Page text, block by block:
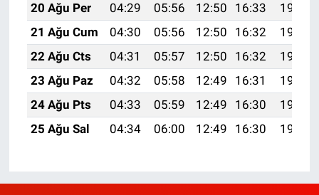
20 Ağu Per
04:29 05:56 12:50 16:33
19:35
21 Ağu Cum
04:30 05:56 12:50 16:32
19:33
22 Ağu Cts
04:31 05:57 12:50 16:32
19:32
23 Ağu Paz
04:32 05:58 12:49 16:31
19:31
24 Ağu Pts
04:33 05:59 12:49 16:30
19:29
25 Ağu Sal
04:34 06:00 12:49 16:30 19:28